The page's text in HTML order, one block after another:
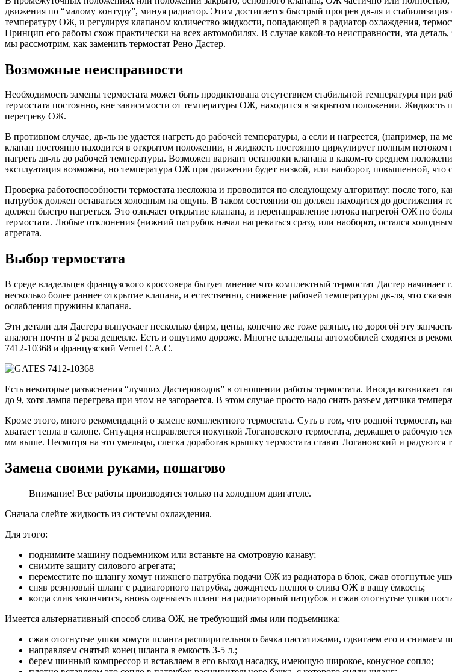
движения по “малому контуру”, минуя радиатор. Этим достигается быстрый прогрев дв-ля и
температуру ОЖ, и регулируя клапаном количество жидкости, попадающей в радиатор охлаждения,
Принцип его работы схож практически на всех автомобилях. В случае какой-то неисправности, эта
мы рассмотрим, как заменить термостат Рено Дастер.
Возможные неисправности
Необходимость замены термостата может быть продиктована отсутствием стабильной температуры при
термостата постоянно, вне зависимости от температуры ОЖ, находится в закрытом положении.
перегреву ОЖ.
В противном случае, дв-ль не удается нагреть до рабочей температуры, а если и нагреется, (например, на
клапан постоянно находится в открытом положении, и жидкость постоянно циркулирует полным
нагреть дв-ль до рабочей температуры. Возможен вариант остановки клапана в каком-то среднем
эксплуатация возможна, но температура ОЖ при движении будет низкой, или наоборот, повышенной, что
Проверка работоспособности термостата несложна и проводится по следующему алгоритму: после
патрубок должен оставаться холодным на ощупь. В таком состоянии он должен находится до
должен быстро нагреться. Это означает открытие клапана, и перенаправление потока нагретой ОЖ по
термостата. Любые отклонения (нижний патрубок начал нагреваться сразу, или наоборот, остался
агрегата.
Выбор термостата
В среде владельцев французского кроссовера бытует мнение что комплектный термостат Дастер
несколько более раннее открытие клапана, и естественно, снижение рабочей температуры дв-ля, что
ослабления пружины клапана.
Эти детали для Дастера выпускает несколько фирм, цены, конечно же тоже разные, но дорогой эту
аналоги почти в 2 раза дешевле. Есть и ощутимо дороже. Многие владельцы автомобилей сходятся в
7412-10368 и французский Vernet C.A.C.
Есть некоторые разъяснения “лучших Дастероводов” в отношении работы термостата. Иногда
до 9, хотя лампа перегрева при этом не загорается. В этом случае просто надо снять разъем датчика
Кроме этого, много рекомендаций о замене комплектного термостата. Суть в том, что родной
хватает тепла в салоне. Ситуация исправляется покупкой Логановского термостата, держащего
мм выше. Несмотря на это умельцы, слегка доработав крышку термостата ставят Логановский и радуются
Замена своими руками, пошагово
Внимание! Все работы производятся только на холодном двигателе.
Сначала слейте жидкость из системы охлаждения.
Для этого:
поднимите машину подъемником или встаньте на смотровую канаву;
снимите защиту силового агрегата;
переместите по шлангу хомут нижнего патрубка подачи ОЖ из радиатора в блок, сжав отогнутые
сняв резиновый шланг с радиаторного патрубка, дождитесь полного слива ОЖ в вашу ёмкость;
когда слив закончится, вновь оденьтесь шланг на радиаторный патрубок и сжав отогнутые ушки
Имеется альтернативный способ слива ОЖ, не требующий ямы или подъемника:
сжав отогнутые ушки хомута шланга расширительного бачка пассатижами, сдвигаем его и снимаем
направляем снятый конец шланга в емкость 3-5 л.;
берем шинный компрессор и вставляем в его выход насадку, имеющую широкое, конусное сопло;